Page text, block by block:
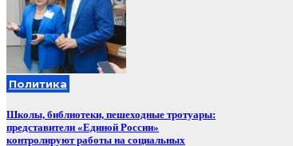
Политика
Школы, библиотеки, пешеходные тротуары:
представители «Единой России»
контролируют работы на социальных